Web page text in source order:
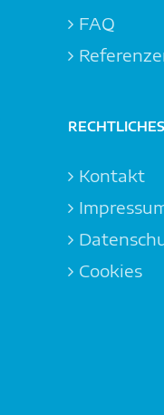
FAQ
RECHTLICHES
Kontakt
Cookies